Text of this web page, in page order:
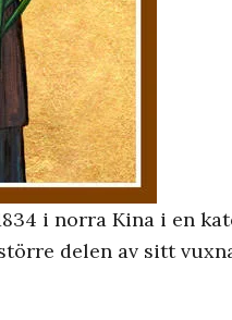
i norra Kina i en
delen av sitt